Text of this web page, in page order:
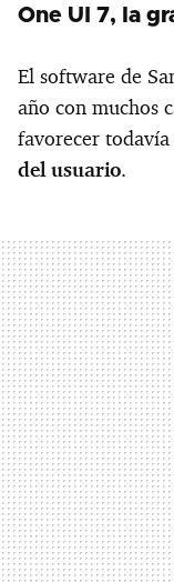
One UI 7, la
El software de
año con muchos
favorecer todavía
del usuario.